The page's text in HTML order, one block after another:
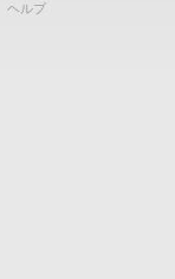
ヘルプ